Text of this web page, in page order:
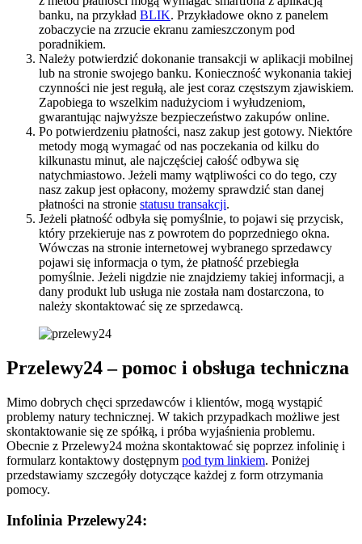
banku, na przykład BLIK. Przykładowe okno z panelem
zobaczycie na zrzucie ekranu zamieszczonym pod
poradnikiem.
Należy potwierdzić dokonanie transakcji w aplikacji mobilnej
lub na stronie swojego banku. Konieczność wykonania takiej
czynności nie jest regułą, ale jest coraz częstszym zjawiskiem.
Zapobiega to wszelkim nadużyciom i wyłudzeniom,
gwarantując najwyższe bezpieczeństwo zakupów online.
Po potwierdzeniu płatności, nasz zakup jest gotowy. Niektóre
metody mogą wymagać od nas poczekania od kilku do
kilkunastu minut, ale najczęściej całość odbywa się
natychmiastowo. Jeżeli mamy wątpliwości co do tego, czy
nasz zakup jest opłacony, możemy sprawdzić stan danej
płatności na stronie statusu transakcji.
Jeżeli płatność odbyła się pomyślnie, to pojawi się przycisk,
który przekieruje nas z powrotem do poprzedniego okna.
Wówczas na stronie internetowej wybranego sprzedawcy
pojawi się informacja o tym, że płatność przebiegła
pomyślnie. Jeżeli nigdzie nie znajdziemy takiej informacji, a
dany produkt lub usługa nie została nam dostarczona, to
należy skontaktować się ze sprzedawcą.
Przelewy24 – pomoc i obsługa techniczna
Mimo dobrych chęci sprzedawców i klientów, mogą wystąpić
problemy natury technicznej. W takich przypadkach możliwe jest
skontaktowanie się ze spółką, i próba wyjaśnienia problemu.
Obecnie z Przelewy24 można skontaktować się poprzez infolinię i
formularz kontaktowy dostępnym pod tym linkiem. Poniżej
przedstawiamy szczegóły dotyczące każdej z form otrzymania
pomocy.
Infolinia Przelewy24: